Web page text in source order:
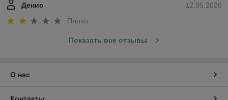
12.05.2026
Денис
Плохо
Показать все отзывы
О нас